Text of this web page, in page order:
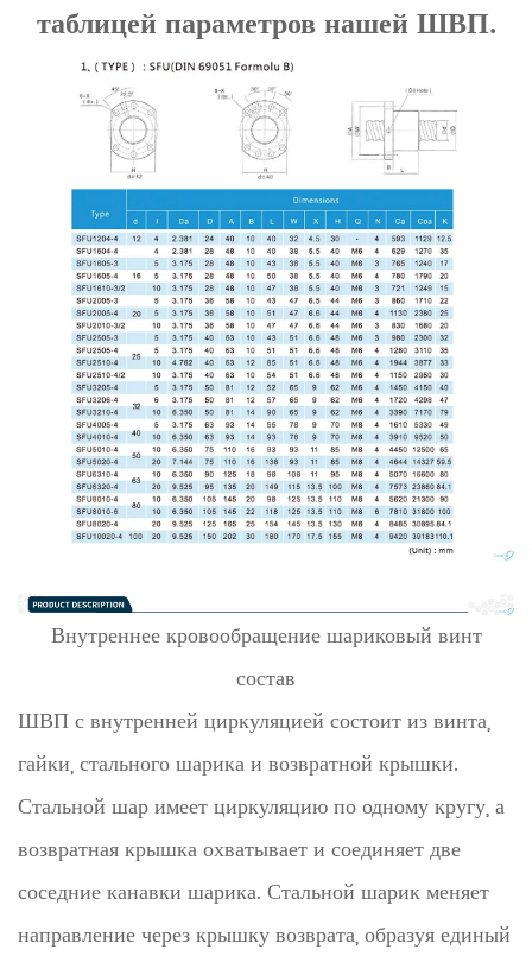
таблицей параметров нашей ШВП.
Внутреннее кровообращениешариковый винт
состав
ШВП с внутренней циркуляцией состоит из винта,
гайки, стального шарика и возвратной крышки.
Стальной шар имеет циркуляцию по одному кругу, а
возвратная крышка охватывает и соединяет две
соседние канавки шарика. Стальной шарик меняет
направление через крышку возврата, образуя единый